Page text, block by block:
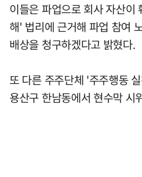
이들은 파업으로 회사 자산이
해' 법리에 근거해 파업 참여
배상을 청구하겠다고 밝혔다.
또 다른 주주단체 '주주행동
용산구 한남동에서 현수막 시